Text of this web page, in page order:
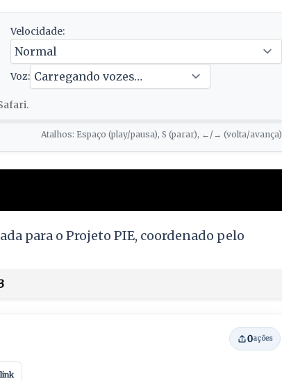
Velocidade:
Voz:
Atalhos: Espaço (play/pausa), S (parar), ←/→ (volta/avança)
para o Projeto PIE, coordenado pelo
0ações